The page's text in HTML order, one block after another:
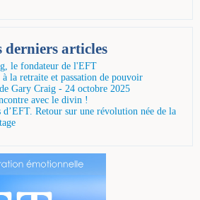
derniers articles
le fondateur de l'EFT
la retraite et passation de pouvoir
Gary Craig - 24 octobre 2025
avec le divin !
d’EFT. Retour sur une révolution née de la